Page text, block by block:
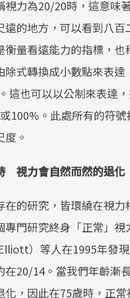
視力為20/20時，這意味
遠的地方，可以看到八百
衡量看遠能力的指標，也
除式轉換成小數點來表達
這也可以以公制來表達
100%。此處所有的符
。
視力會自然而然的退化
在的研究，皆環繞在視力
專門研究終身「正常」視
）等人在1995年發
在20/14。當我們年齡漸
化，因此在75歲時，正